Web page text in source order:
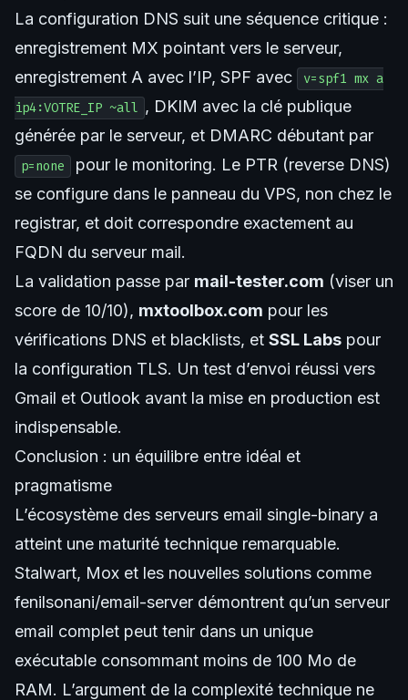
La configuration DNS suit une séquence critique :
enregistrement MX pointant vers le serveur,
enregistrement A avec l’IP, SPF avec
v=spf1 mx a
ip4:VOTRE_IP ~all , DKIM avec la clé publique
générée par le serveur, et DMARC débutant par
p=none
pour le monitoring. Le PTR (reverse DNS)
se configure dans le panneau du VPS, non chez le
registrar, et doit correspondre exactement au
FQDN du serveur mail.
La validation passe par mail-tester.com (viser un
score de 10/10), mxtoolbox.com pour les
vérifications DNS et blacklists, et SSL Labs pour
la configuration TLS. Un test d’envoi réussi vers
Gmail et Outlook avant la mise en production est
indispensable.
Conclusion : un équilibre entre idéal et
pragmatisme
L’écosystème des serveurs email single-binary a
atteint une maturité technique remarquable.
Stalwart, Mox et les nouvelles solutions comme
fenilsonani/email-server démontrent qu’un serveur
email complet peut tenir dans un unique
exécutable consommant moins de 100 Mo de
RAM. L’argument de la complexité technique ne